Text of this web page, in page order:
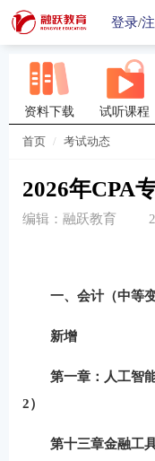
登录/
资料下载 试听课程
首页 考试动态
2026年CPA
编辑：融跃教育
一、会计（中等变
新增
第一章： 人工智
2）
第十三章金融工